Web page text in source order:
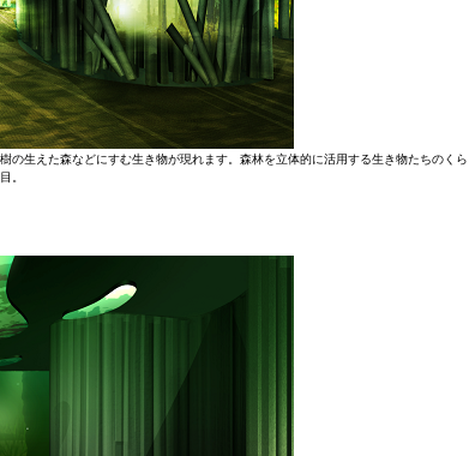
の生えた森などにすむ生き物が現れます。森林を立体的に活用する生き物たちのくら
。